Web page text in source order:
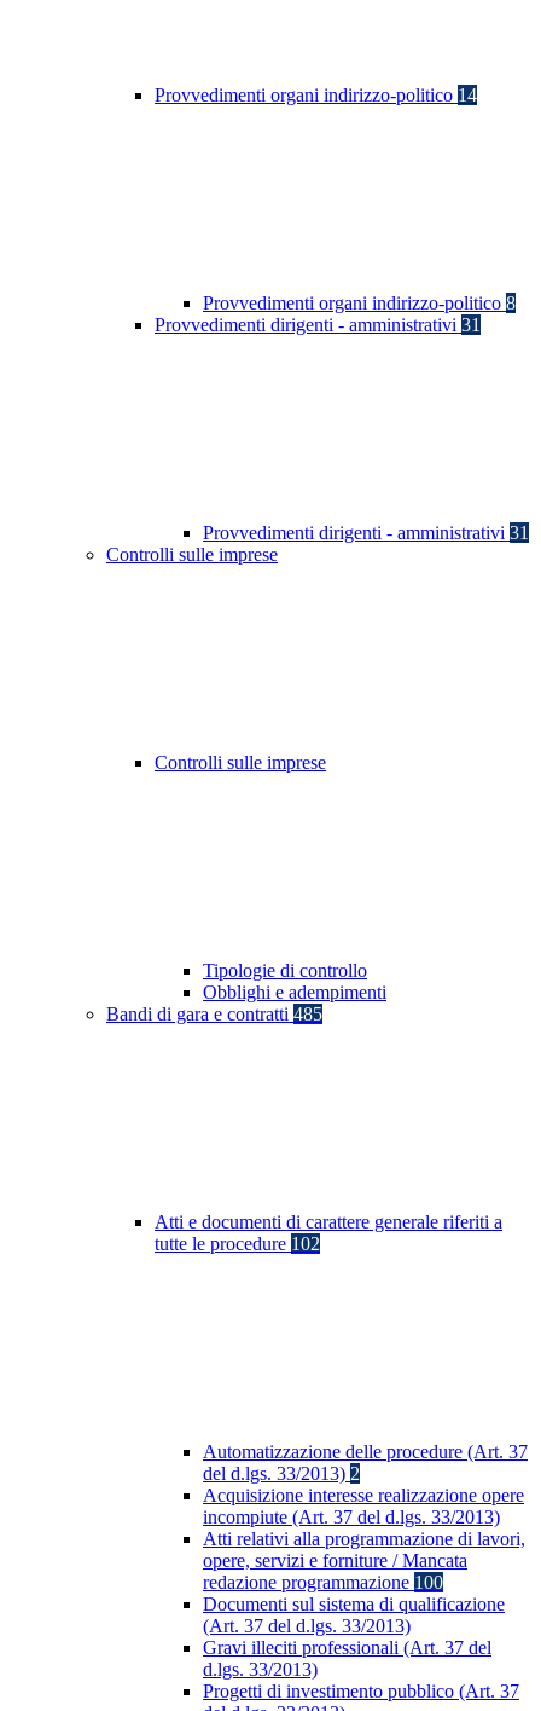
Provvedimenti organi indirizzo-politico 14
Provvedimenti organi indirizzo-politico 8
Provvedimenti dirigenti - amministrativi 31
Provvedimenti dirigenti - amministrativi 31
Controlli sulle imprese
Controlli sulle imprese
Tipologie di controllo
Obblighi e adempimenti
Bandi di gara e contratti 485
Atti e documenti di carattere generale riferiti a
tutte le procedure 102
Automatizzazione delle procedure (Art. 37
del d.lgs. 33/2013) 2
Acquisizione interesse realizzazione opere
incompiute (Art. 37 del d.lgs. 33/2013)
Atti relativi alla programmazione di lavori,
opere, servizi e forniture / Mancata
redazione programmazione 100
Documenti sul sistema di qualificazione
(Art. 37 del d.lgs. 33/2013)
Gravi illeciti professionali (Art. 37 del
d.lgs. 33/2013)
Progetti di investimento pubblico (Art. 37